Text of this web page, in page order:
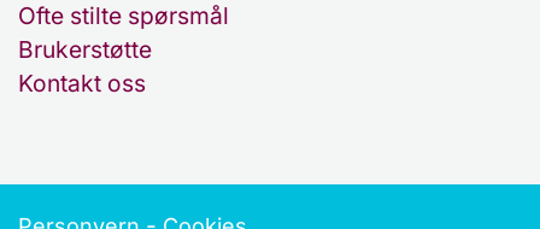
Ofte stilte spørsmål
Brukerstøtte
Kontakt oss